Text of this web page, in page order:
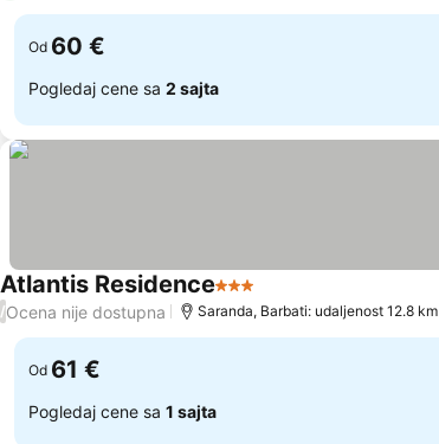
Od 60 €
Pogledaj cene sa 2 sajta
Atlantis Residence3 Zvezdice
/Ocena nije dostupna Saranda, Barbati: udaljenost 12.8 km
Od 61 €
Pogledaj cene sa 1 sajta